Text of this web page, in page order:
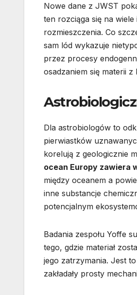
Nowe dane z JWST
ten rozciąga się na
rozmieszczenia. Co
sam lód wykazuje
przez procesy
osadzaniem się materii
Dla astrobiologów to
pierwiastków
korelują z geologicznie
ocean Europy zawiera
między oceanem a
inne substancje
potencjalnym
Badania zespołu Yoffe
tego, gdzie materiał
jego zatrzymania. Jest
zakładały prosty